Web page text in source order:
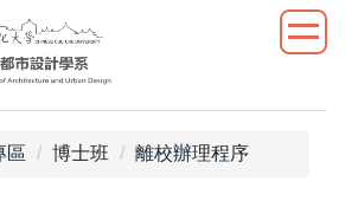
區 博士班 離校辦理程序